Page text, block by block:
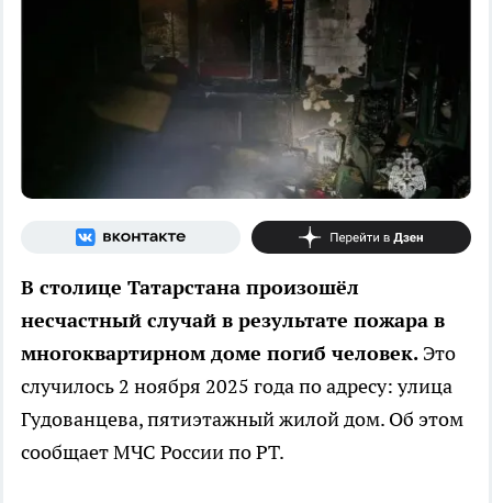
В столице Татарстана произошёл
несчастный случай в результате пожара в
многоквартирном доме погиб человек. Это
случилось 2 ноября 2025 года по адресу: улица
Гудованцева, пятиэтажный жилой дом. Об этом
сообщает МЧС России по РТ.